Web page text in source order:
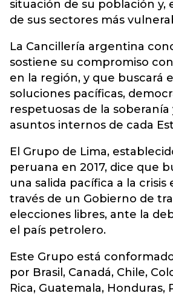
situación de su población y,
de sus sectores más
La Cancillería argentina
sostiene su compromiso
en la región, y que buscará
soluciones pacíficas,
respetuosas de la soberanía
asuntos internos de cada
El Grupo de Lima,
peruana en 2017, dice que
una salida pacífica a la crisis
través de un Gobierno de
elecciones libres, ante la
el país petrolero.
Este Grupo está
por Brasil, Canadá, Chile,
Rica, Guatemala, Honduras,